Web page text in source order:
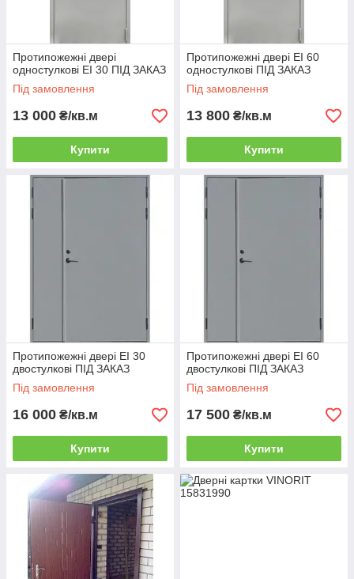
Протипожежні двері
одностулкові EI 30 ПІД ЗАКАЗ
Під замовлення
13 000 ₴/кв.м
Купити
Протипожежні двері EI 60
одностулкові ПІД ЗАКАЗ
Під замовлення
13 800 ₴/кв.м
Купити
Протипожежні двері ЕI 30
двостулкові ПІД ЗАКАЗ
Під замовлення
16 000 ₴/кв.м
Купити
Протипожежні двері EI 60
двостулкові ПІД ЗАКАЗ
Під замовлення
17 500 ₴/кв.м
Купити